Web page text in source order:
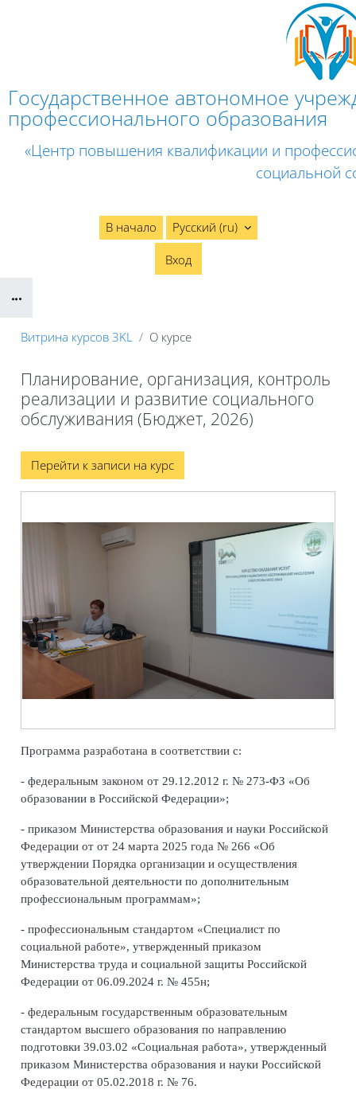
Государственное автономное
профессионального образования
«Центр повышения квалификации и
социальной
В начало Русский ‎(ru)‎
Вход
Витрина курсов 3KL О курсе
Планирование, организация, контроль
реализации и развитие социального
обслуживания (Бюджет, 2026)
Блоки
Перейти к записи на курс
Программа разработана в соответствии с:
- федеральным законом от 29.12.2012 г. № 273-ФЗ «Об
образовании в Российской Федерации»;
- приказом Министерства образования и науки Российской
Федерации от от 24 марта 2025 года № 266 «Об
утверждении Порядка организации и осуществления
образовательной деятельности по дополнительным
профессиональным программам»;
- профессиональным стандартом «Специалист по
социальной работе», утвержденный приказом
Министерства труда и социальной защиты Российской
Федерации от 06.09.2024 г. № 455н;
- федеральным государственным образовательным
стандартом высшего образования по направлению
подготовки 39.03.02 «Социальная работа», утвержденный
приказом Министерства образования и науки Российской
Федерации от 05.02.2018 г. № 76.